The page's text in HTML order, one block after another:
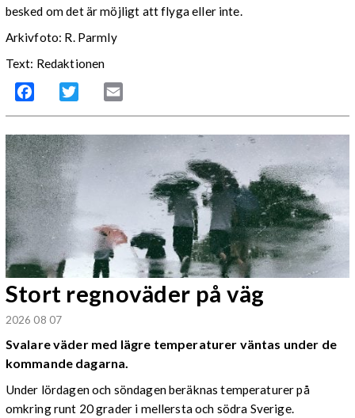
besked om det är möjligt att flyga eller inte.
Arkivfoto: R. Parmly
Text: Redaktionen
Facebook Twitter
Stort regnoväder på väg
2026 08 07
Svalare väder med lägre temperaturer väntas under de
kommande dagarna.
Under lördagen och söndagen beräknas temperaturer på
omkring runt 20 grader i mellersta och södra Sverige.